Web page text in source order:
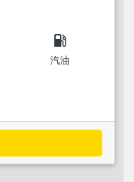
local_gas_station
汽油